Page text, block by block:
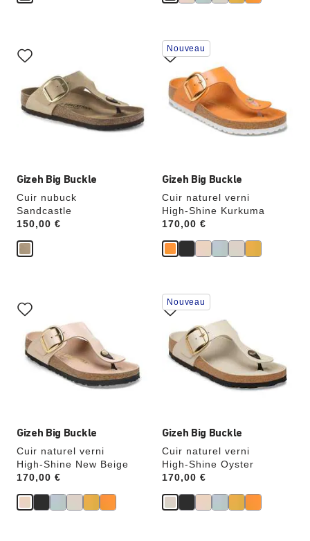
Gizeh Big Buckle
Cuir nubuck
Sandcastle
Price:
150,00 €
sur
les
échantillons
de
couleurs
modifiera
Gizeh Big Buckle
Cuir naturel verni
High-Shine Kurkuma
Price:
170,00 €
Cliquer
sur
les
échantillons
de
couleurs
modifiera
Nouveau
Gizeh Big Buckle
Cuir naturel verni
High-Shine New Beige
Price:
170,00 €
sur
les
échantillons
couleurs
modifiera
Gizeh Big Buckle
Cuir naturel verni
High-Shine Oyster
Price:
170,00 €
Cliquer
sur
les
échantillons
de
couleurs
modifiera
Nouveau